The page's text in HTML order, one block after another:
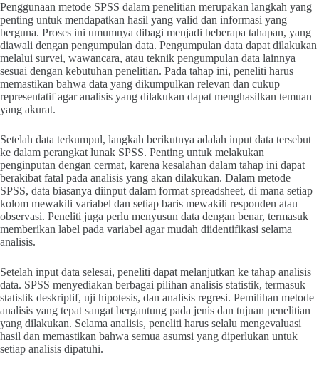
Penggunaan metode SPSS dalam penelitian merupakan langkah yang
penting untuk mendapatkan hasil yang valid dan informasi yang
berguna. Proses ini umumnya dibagi menjadi beberapa tahapan, yang
diawali dengan pengumpulan data. Pengumpulan data dapat dilakukan
melalui survei, wawancara, atau teknik pengumpulan data lainnya
sesuai dengan kebutuhan penelitian. Pada tahap ini, peneliti harus
memastikan bahwa data yang dikumpulkan relevan dan cukup
representatif agar analisis yang dilakukan dapat menghasilkan temuan
yang akurat.
Setelah data terkumpul, langkah berikutnya adalah input data tersebut
ke dalam perangkat lunak SPSS. Penting untuk melakukan
penginputan dengan cermat, karena kesalahan dalam tahap ini dapat
berakibat fatal pada analisis yang akan dilakukan. Dalam metode
SPSS, data biasanya diinput dalam format spreadsheet, di mana setiap
kolom mewakili variabel dan setiap baris mewakili responden atau
observasi. Peneliti juga perlu menyusun data dengan benar, termasuk
memberikan label pada variabel agar mudah diidentifikasi selama
analisis.
Setelah input data selesai, peneliti dapat melanjutkan ke tahap analisis
data. SPSS menyediakan berbagai pilihan analisis statistik, termasuk
statistik deskriptif, uji hipotesis, dan analisis regresi. Pemilihan metode
analisis yang tepat sangat bergantung pada jenis dan tujuan penelitian
yang dilakukan. Selama analisis, peneliti harus selalu mengevaluasi
hasil dan memastikan bahwa semua asumsi yang diperlukan untuk
setiap analisis dipatuhi.